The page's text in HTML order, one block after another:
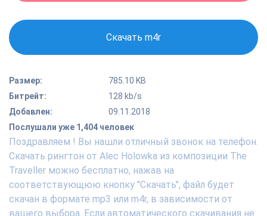
Скачать m4r
Размер:
785.10 KB
Битрейт:
128 kb/s
Добавлен:
09.11.2018
Послушали уже 1,404 человек
Поздравляем ! Вы нашли отличный звонок на телефон.
Скачать рингтон от Alec Holowka из композиции The
Traveller можно бесплатно, нажав на
соответствующюю кнопку "Скачать", файл будет
скачан в формате mp3 или m4r, в зависимости от
вашего выбора. Если автоматического скачивания не